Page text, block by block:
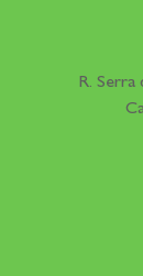
R. Serra